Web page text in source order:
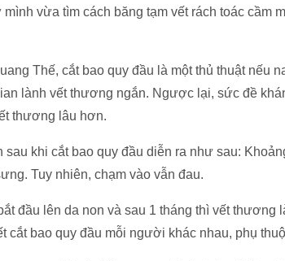
vừa tìm cách băng tạm vết rách toác cầm
Thế, cắt bao quy đầu là một thủ thuật nếu
lành vết thương ngắn. Ngược lại, sức đề
thương lâu hơn.
khi cắt bao quy đầu diễn ra như sau:
Tuy nhiên, chạm vào vẫn đau.
đầu lên da non và sau 1 tháng thì vết thương
cắt bao quy đầu mỗi người khác nhau, phụ